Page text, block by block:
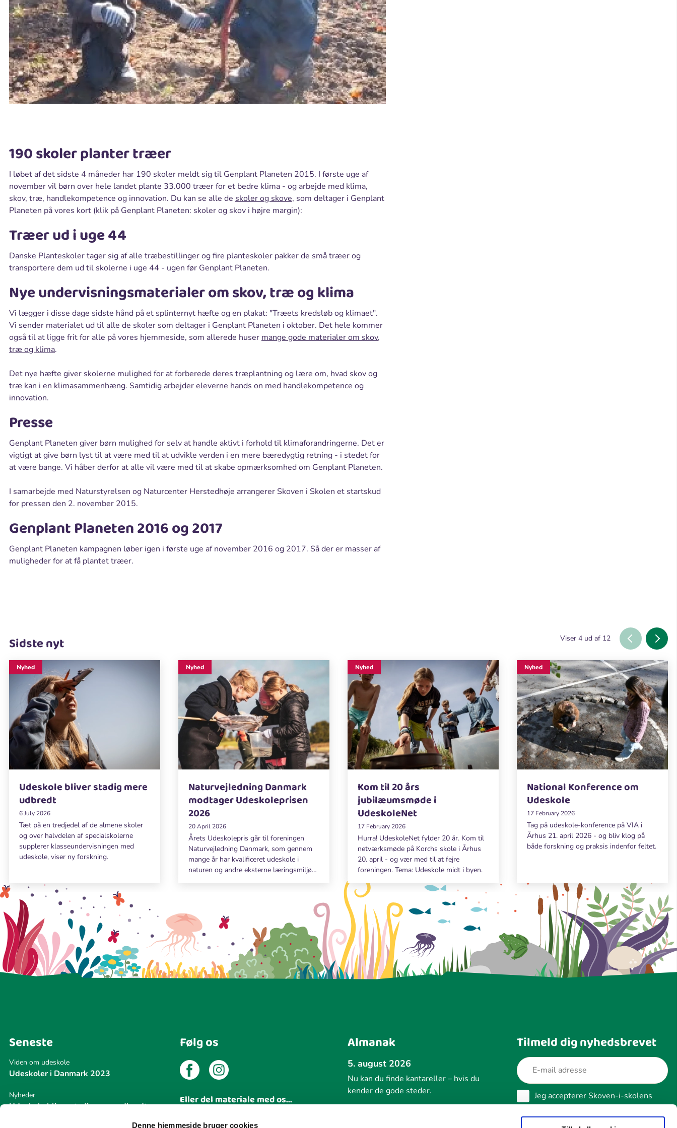
Denne hjemmeside bruger cookies
190 skoler planter træer
I løbet af det sidste 4 måneder har 190 skoler meldt sig til Genplant Planeten 2015. I første uge af
november vil børn over hele landet plante 33.000 træer for et bedre klima - og arbejde med klima,
skov, træ, handlekompetence og innovation. Du kan se alle de skoler og skove, som deltager i Genplant
Planeten på vores kort (klik på Genplant Planeten: skoler og skov i højre margin):
Træer ud i uge 44
Danske Planteskoler tager sig af alle træbestillinger og fire planteskoler pakker de små træer og
transportere dem ud til skolerne i uge 44 - ugen før Genplant Planeten.
Nye undervisningsmaterialer om skov, træ og klima
Vi lægger i disse dage sidste hånd på et splinternyt hæfte og en plakat: "Træets kredsløb og klimaet".
Vi sender materialet ud til alle de skoler som deltager i Genplant Planeten i oktober. Det hele kommer
også til at ligge frit for alle på vores hjemmeside, som allerede huser mange gode materialer om skov,
træ og klima.
Det nye hæfte giver skolerne mulighed for at forberede deres træplantning og lære om, hvad skov og
træ kan i en klimasammenhæng. Samtidig arbejder eleverne hands on med handlekompetence og
innovation.
Presse
Genplant Planeten giver børn mulighed for selv at handle aktivt i forhold til klimaforandringerne. Det er
vigtigt at give børn lyst til at være med til at udvikle verden i en mere bæredygtig retning - i stedet for
at være bange. Vi håber derfor at alle vil være med til at skabe opmærksomhed om Genplant Planeten.
I samarbejde med Naturstyrelsen og Naturcenter Herstedhøje arrangerer Skoven i Skolen et startskud
for pressen den 2. november 2015.
Genplant Planeten 2016 og 2017
Genplant Planeten kampagnen løber igen i første uge af november 2016 og 2017. Så der er masser af
muligheder for at få plantet træer.
Sidste nyt Viser 4ud af 12
Udeskole bliver stadig mere
udbredt
6 July 2026
Tæt på en tredjedel af de almene skoler
og over halvdelen af specialskolerne
supplerer klasseundervisningen med
udeskole, viser ny forskning.
Nyhed
Naturvejledning Danmark
modtager Udeskoleprisen
2026
20 April 2026
Årets Udeskolepris går til foreningen
Naturvejledning Danmark, som gennem
mange år har kvalificeret udeskole i
naturen og andre eksterne læringsmiljøer.
Nyhed
Kom til 20 års
jubilæumsmøde i
UdeskoleNet
17 February 2026
Hurra! UdeskoleNet fylder 20 år. Kom til
netværksmøde på Korchs skole i Århus
20. april - og vær med til at fejre
foreningen. Tema: Udeskole midt i byen.
Nyhed
National Konference om
Udeskole
17 February 2026
Tag på udeskole-konference på VIA i
Århus 21. april 2026 - og bliv klog på
både forskning og praksis indenfor feltet.
Nyhed
Seneste
Viden om udeskole
Udeskoler i Danmark 2023
Nyheder
Udeskole bliver stadig mere udbredt
Følg os
Eller del materiale med os...
Del din idé
Almanak
5. august 2026
Nu kan du finde kantareller – hvis du
kender de gode steder.
Tilmeld dig nyhedsbrevet
Jeg accepterer Skoven-i-skolens
betingelser for behandling af data
Læs vores cookie- og datapolitik